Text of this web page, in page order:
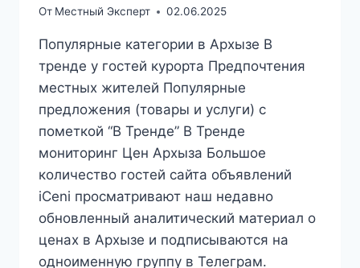
От Местный Эксперт 02.06.2025
Популярные категории в Архызе В
тренде у гостей курорта Предпочтения
местных жителей Популярные
предложения (товары и услуги) с
пометкой “В Тренде” В Тренде
мониторинг Цен Архыза Большое
количество гостей сайта объявлений
iCeni просматривают наш недавно
обновленный аналитический материал о
ценах в Архызе и подписываются на
одноименную группу в Телеграм.